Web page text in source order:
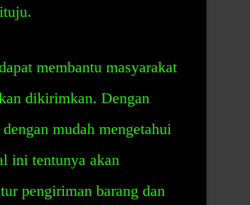
membantu masyarakat
dikirimkan. Dengan
mudah mengetahui
ini tentunya akan
pengiriman barang dan